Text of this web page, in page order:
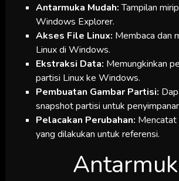
Antarmuka Mudah:Tampilan
Windows Explorer.
Akses File Linux: Membaca dan
Linux di Windows.
Ekstraksi Data: Memungkinkan
partisi Linux ke Windows.
Pembuatan Gambar Partisi:
snapshot partisi untuk
Pelacakan Perubahan: Mencatat
yang dilakukan untuk referensi.